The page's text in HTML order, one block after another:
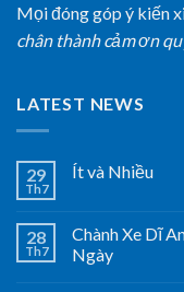
Mọi đóng góp ý kiến
chân thành cảm ơn
LATEST NEWS
29
Th7
Ít và Nhiều
28
Th7
Chành Xe Dĩ
Ngày